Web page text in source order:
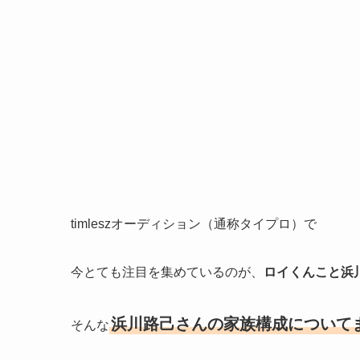
timleszオーディション（通称タイプロ）で
今とても注目を集めているのが、 ロイくんこと浜
そんな浜川路己さんの家族構成について